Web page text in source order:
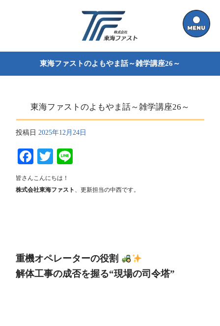
東海ファストのよもやま話～雑学講座26～
東海ファストのよもやま話～雑学講座26～
投稿日 2025年12月24日
Facebook
Twitter
皆さんこんにちは！
株式会社東海ファスト 、更新担当の中西です。
重機オペレーターの役割
解体工事の成否を握る“現場の司令塔”